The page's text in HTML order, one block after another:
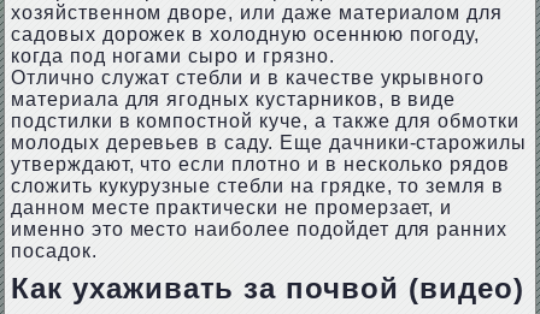
хозяйственном дворе, или даже материалом для
садовых дорожек в холодную осеннюю погоду,
когда под ногами сыро и грязно.
Отлично служат стебли и в качестве укрывного
материала для ягодных кустарников, в виде
подстилки в компостной куче, а также для обмотки
молодых деревьев в саду. Еще дачники-старожилы
утверждают, что если плотно и в несколько рядов
сложить кукурузные стебли на грядке, то земля в
данном месте практически не промерзает, и
именно это место наиболее подойдет для ранних
посадок.
Как ухаживать за почвой (видео)